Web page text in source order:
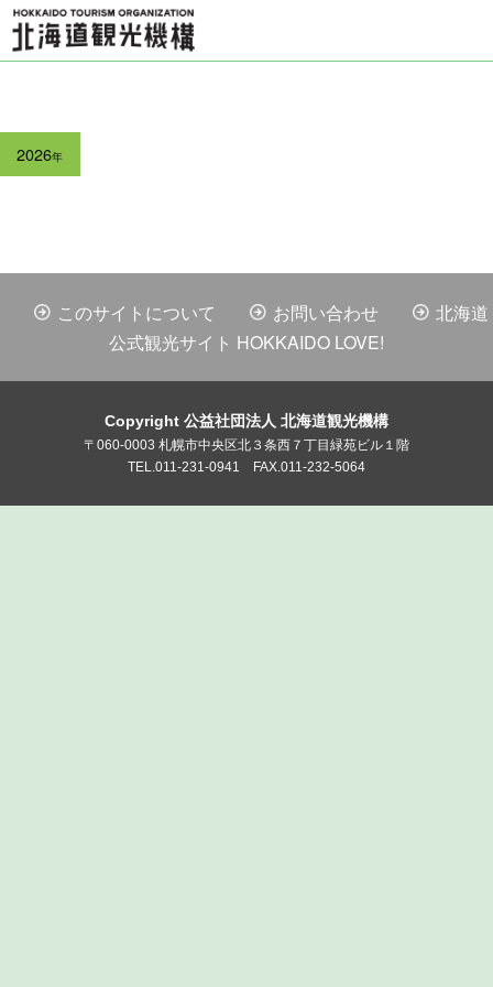
2026年
このサイトについて お問い合わせ
北海道
公式観光サイト HOKKAIDO LOVE!
Copyright 公益社団法人 北海道観光機構
〒060-0003 札幌市中央区北３条西７丁目緑苑ビル１階
TEL.011-231-0941 FAX.011-232-5064